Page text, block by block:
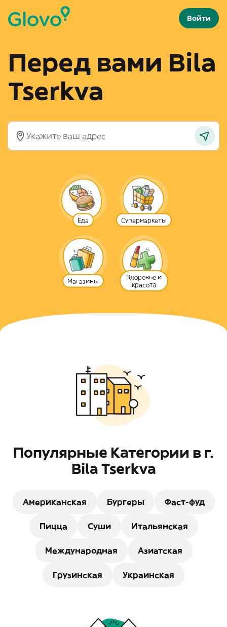
Войти
Перед вами Bila
Tserkva
Еда Супермаркеты
Магазины
Здоровье и
красотa
Популярные Категории в г.
Bila Tserkva
Американская Бургеры Фаст-фуд
Пицца Суши Итальянская
Международная Азиатская
Грузинская Украинская